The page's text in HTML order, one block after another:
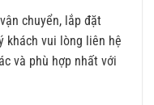
chuyển, lắp đặt
khách vui lòng liên hệ
và phù hợp nhất với